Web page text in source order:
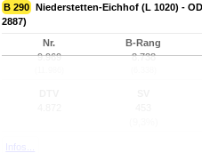
B 290 Niederstetten-Eichhof (L 1020) -
2887)
Nr.
9.969
B-Rang
8.738
Infos...